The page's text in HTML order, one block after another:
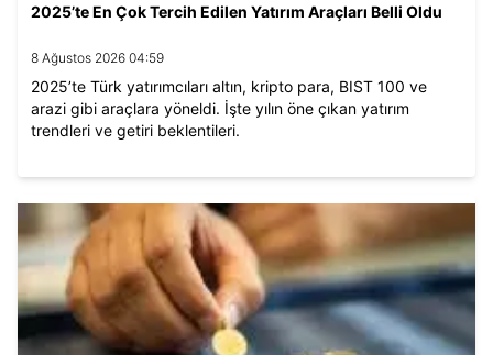
2025’te En Çok Tercih Edilen Yatırım Araçları Belli Oldu
8 Ağustos 2026 04:59
2025’te Türk yatırımcıları altın, kripto para, BIST 100 ve
arazi gibi araçlara yöneldi. İşte yılın öne çıkan yatırım
trendleri ve getiri beklentileri.